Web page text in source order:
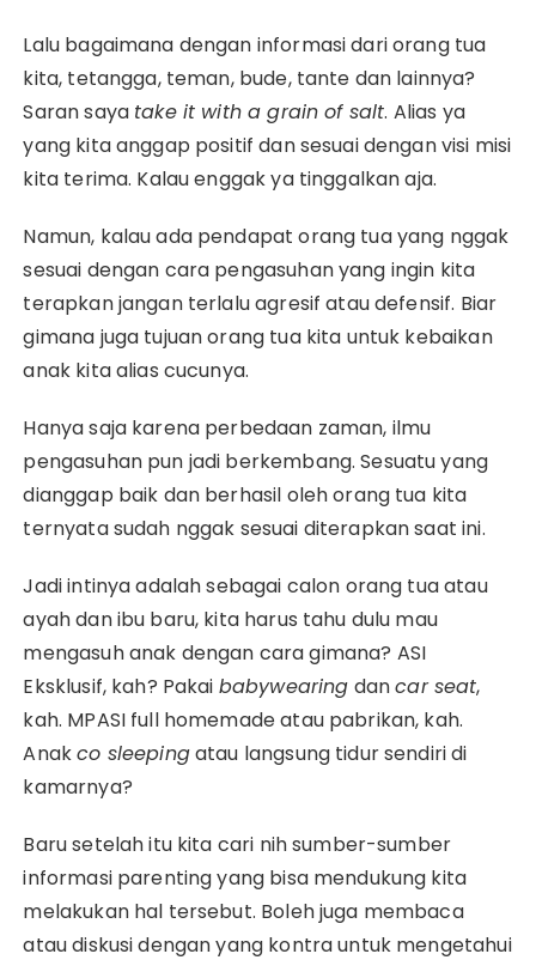
Lalu bagaimana dengan informasi dari orang tua
kita, tetangga, teman, bude, tante dan lainnya?
Saran saya take it with a grain of salt. Alias ya
yang kita anggap positif dan sesuai dengan visi misi
kita terima. Kalau enggak ya tinggalkan aja.
Namun, kalau ada pendapat orang tua yang nggak
sesuai dengan cara pengasuhan yang ingin kita
terapkan jangan terlalu agresif atau defensif. Biar
gimana juga tujuan orang tua kita untuk kebaikan
anak kita alias cucunya.
Hanya saja karena perbedaan zaman, ilmu
pengasuhan pun jadi berkembang. Sesuatu yang
dianggap baik dan berhasil oleh orang tua kita
ternyata sudah nggak sesuai diterapkan saat ini.
Jadi intinya adalah sebagai calon orang tua atau
ayah dan ibu baru, kita harus tahu dulu mau
mengasuh anak dengan cara gimana? ASI
Eksklusif, kah? Pakai babywearing dancar seat,
kah. MPASI full homemade atau pabrikan, kah.
Anakco sleepingatau langsung tidur sendiri di
kamarnya?
Baru setelah itu kita cari nih sumber-sumber
informasi parenting yang bisa mendukung kita
melakukan hal tersebut. Boleh juga membaca
atau diskusi dengan yang kontra untuk mengetahui